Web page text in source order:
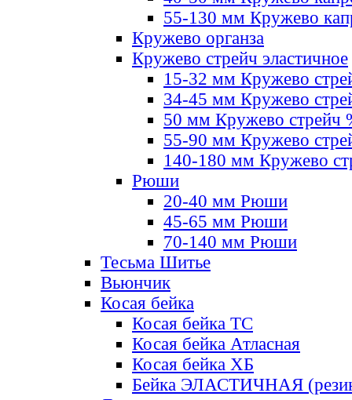
55-130 мм Кружево
Кружево органза
Кружево стрейч эластичное
15-32 мм Кружево
34-45 мм Кружево
50 мм Кружево стрейч
55-90 мм Кружево
140-180 мм Кружево
Рюши
20-40 мм Рюши
45-65 мм Рюши
70-140 мм Рюши
Тесьма Шитье
Вьюнчик
Косая бейка
Косая бейка ТС
Косая бейка Атласная
Косая бейка ХБ
Бейка ЭЛАСТИЧНАЯ